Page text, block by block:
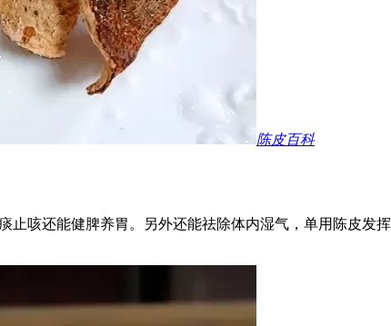
陈皮百科
止咳还能健脾养胃。另外还能祛除体内湿气，单用陈皮发